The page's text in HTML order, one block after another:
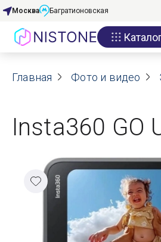
Акции
О нас
Реквизиты
Гарантия
Москва Багратионовская
Главная Фото и видео
Insta360 GO